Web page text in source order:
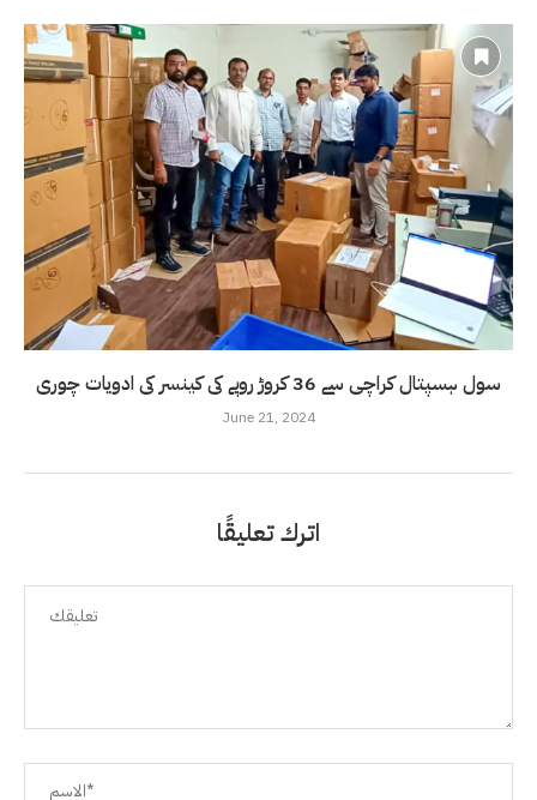
سول ہسپتال کراچی سے 36 کروڑ روپے کی کینسر کی ادویات چوری
June 21, 2024
اترك تعليقًا